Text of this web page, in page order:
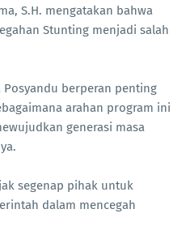
S.H. mengatakan bahwa
Stunting menjadi salah
berperan penting
arahan program ini
generasi masa
segenap pihak untuk
dalam mencegah